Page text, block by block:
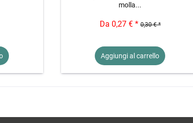
molla...
Da 0,27 € * 0,30 € *
Aggiungi al carrello